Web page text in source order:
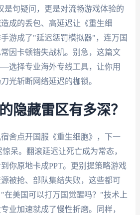
是句疑问，更是对流畅游戏体验的
成的丢包、高延迟让《重生细
游成了"延迟惩罚模拟器"，连万国
因卡顿错失战机。别急，这篇文
选择专业海外专线工具，让你用
光斩断网络延迟的枷锁。
隐藏雷区有多深？
舍点开国服《重生细胞》，下一
呆。翻滚延迟让死亡成为常态，
你原地卡成PPT。更别提策略游戏
被抢、部队集结失败，这些都可
在美国可以打万国觉醒吗？"技术上
业加速就成了慢性折磨。同样，